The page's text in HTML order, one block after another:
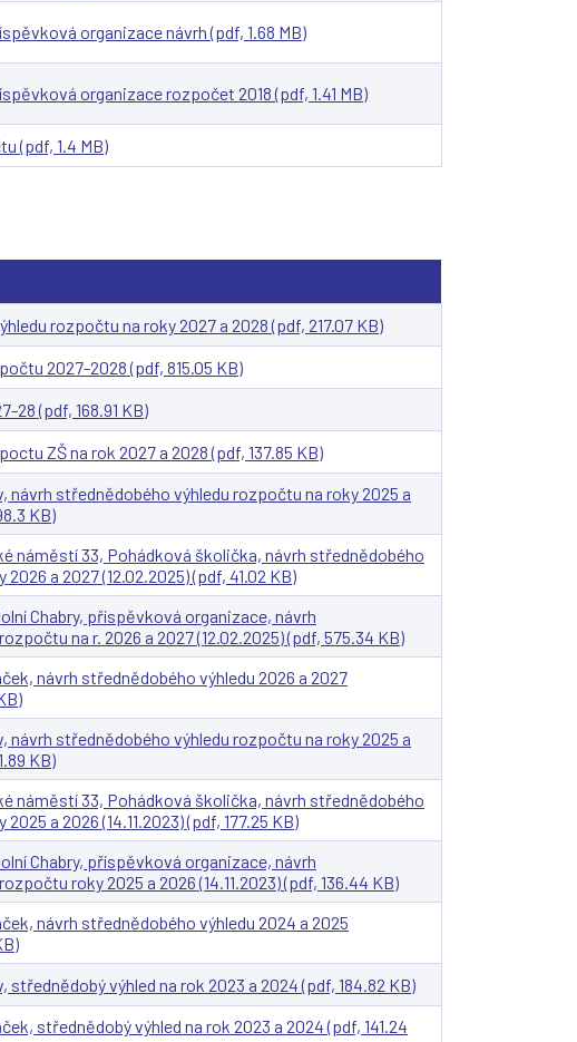
organizace návrh (pdf, 1.68 MB)
organizace rozpočet 2018 (pdf, 1.41 MB)
(pdf, 1.4 MB)
rozpočtu na roky 2027 a 2028 (pdf, 217.07 KB)
2027-2028 (pdf, 815.05 KB)
28 (pdf, 168.91 KB)
ZŠ na rok 2027 a 2028 (pdf, 137.85 KB)
návrh střednědobého výhledu rozpočtu na roky 2025 a
KB)
náměstí 33, Pohádková školička, návrh střednědobého
a 2027 (12.02.2025) (pdf, 41.02 KB)
Chabry, příspěvková organizace, návrh
na r. 2026 a 2027 (12.02.2025) (pdf, 575.34 KB)
návrh střednědobého výhledu 2026 a 2027
návrh střednědobého výhledu rozpočtu na roky 2025 a
KB)
náměstí 33, Pohádková školička, návrh střednědobého
a 2026 (14.11.2023) (pdf, 177.25 KB)
Chabry, příspěvková organizace, návrh
roky 2025 a 2026 (14.11.2023) (pdf, 136.44 KB)
návrh střednědobého výhledu 2024 a 2025
střednědobý výhled na rok 2023 a 2024 (pdf, 184.82 KB)
střednědobý výhled na rok 2023 a 2024 (pdf, 141.24